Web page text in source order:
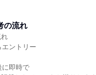
の流れ
ントリー
に即時で